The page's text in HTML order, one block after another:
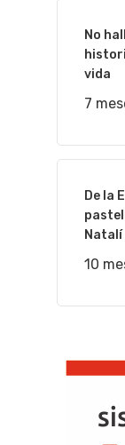
No
vida
7
De la
Natalí
10